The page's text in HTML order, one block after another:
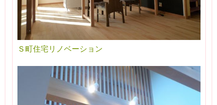
Ｓ町住宅リノベーション